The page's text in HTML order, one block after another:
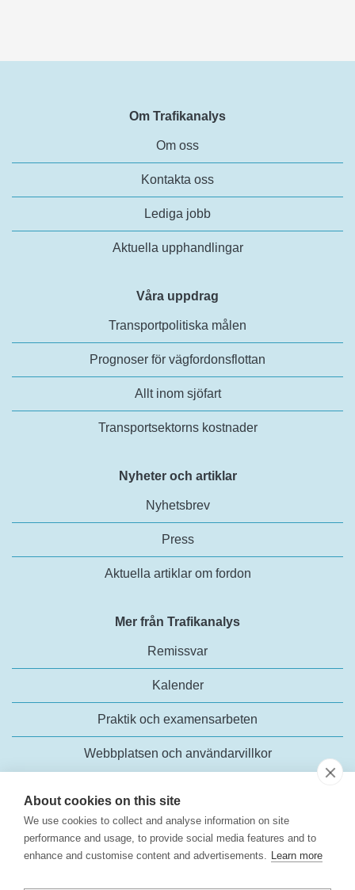
About cookies on this site
We use cookies to collect and analyse information on site
performance and usage, to provide social media features and to
enhance and customise content and advertisements. Learn more
Om Trafikanalys
Om oss
Kontakta oss
Lediga jobb
Aktuella upphandlingar
Våra uppdrag
Transportpolitiska målen
Prognoser för vägfordonsflottan
Allt inom sjöfart
Transportsektorns kostnader
Nyheter och artiklar
Nyhetsbrev
Press
Aktuella artiklar om fordon
Mer från Trafikanalys
Remissvar
Kalender
Praktik och examensarbeten
Webbplatsen och användarvillkor